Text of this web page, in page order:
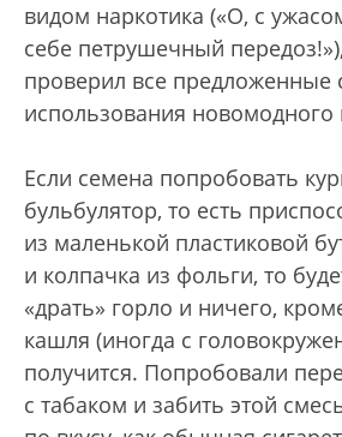
видом наркотика («О, с
себе петрушечный
проверил все предложенные
использования новомодного
Если семена попробовать
бульбулятор, то есть
из маленькой пластиковой
и колпачка из фольги, то
«драть» горло и ничего,
кашля (иногда с
получится. Попробовали
с табаком и забить этой